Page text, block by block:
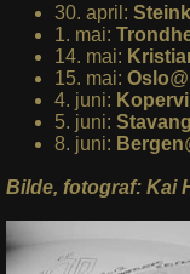
30. april:
1. mai:
14. mai:
15. mai: Oslo
4. juni:
5. juni:
8. juni: Bergen
Bilde, fotograf: Kai